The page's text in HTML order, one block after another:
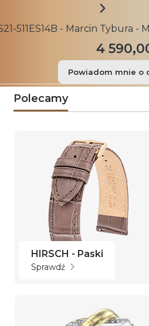
511ES14B - Marcin Tybura
4
Powiadom mnie o
Polecamy
HIRSCH - Paski
Sprawdź